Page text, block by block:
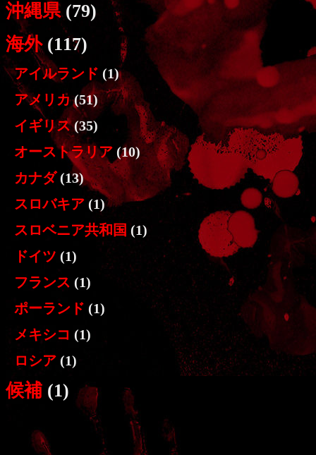
沖縄県(79)
海外(117)
アイルランド (1)
アメリカ(51)
イギリス(35)
オーストラリア (10)
カナダ(13)
スロバキア (1)
スロベニア共和国 (1)
ドイツ (1)
フランス (1)
ポーランド (1)
メキシコ (1)
ロシア (1)
候補 (1)